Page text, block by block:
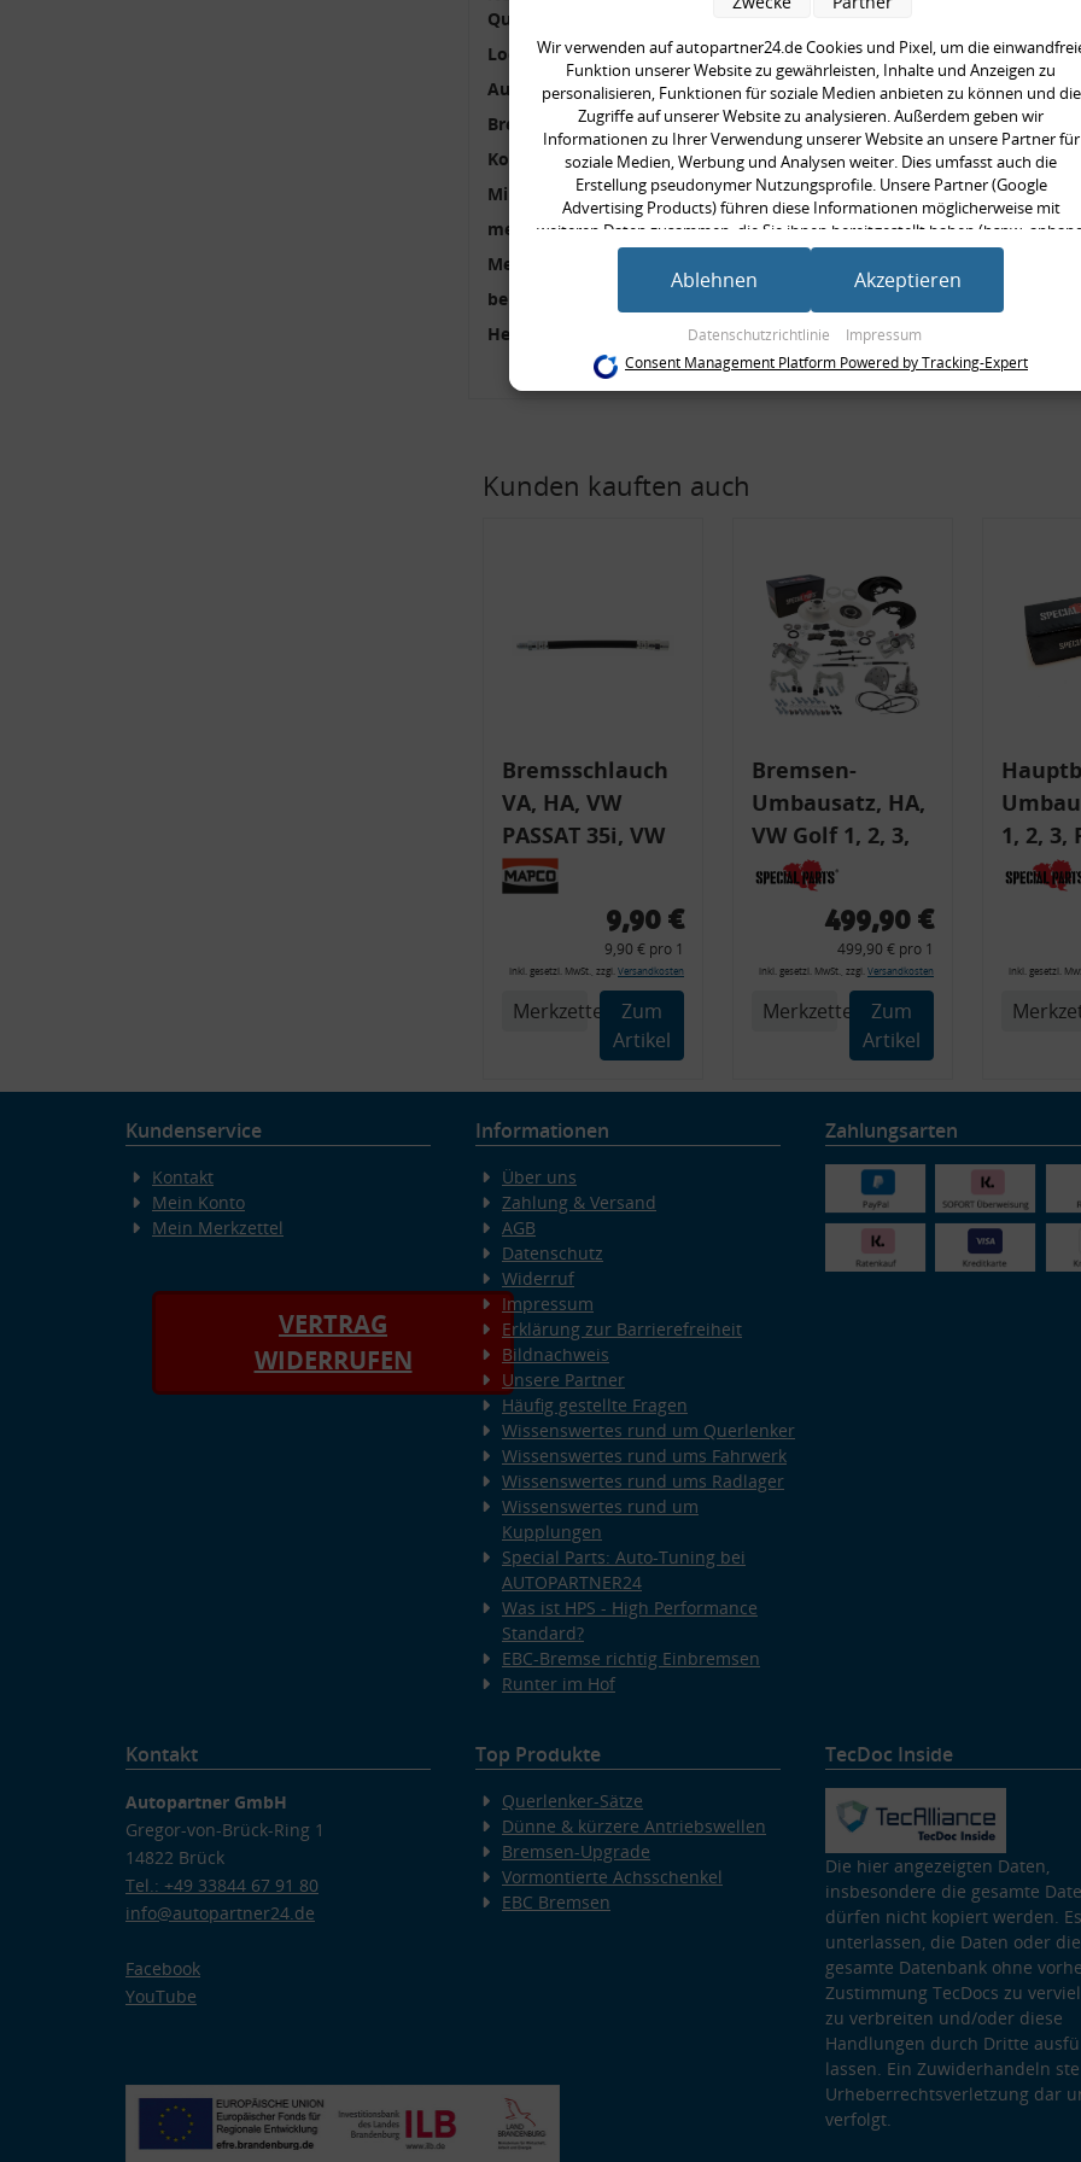
Qualität:
Lochanzahl:
4
Außendurchmesser [mm]:
280 mm
Bremsscheibendicke [mm]:
22,0 mm
Kolbendurchmesser [mm]:
54 mm
Mindestdicke [mm]:
20 mm
mehrteilig:
mehrteilig
Mengeneinheit:
benötigte Stückzahl:
Herstellerfreigabe:
Special Parts
Kunden kauften auch
Bremsschlauch
VA, HA, VW
PASSAT 35i, VW
T4, GOLF I,
Stück, AUDI,
9,90 €
9,90 € pro 1
inkl. gesetzl. MwSt., zzgl. Versandkosten
Merkzettel
Zum
Artikel
Bremsen-
Umbausatz, HA,
VW Golf 1, 2, 3,
Scheibenbremse
4 x 100
499,90 €
499,90 € pro 1
inkl. gesetzl. MwSt., zzgl. Versandkosten
Merkzettel
Zum
Artikel
1, 2, 3,
G60-
ABS
inkl. gesetzl.
Kundenservice
Kontakt
Mein Konto
Mein Merkzettel
VERTRAG
WIDERRUFEN
Informationen
Über uns
Zahlung & Versand
AGB
Datenschutz
Widerruf
Impressum
Erklärung zur Barrierefreiheit
Bildnachweis
Unsere Partner
Häufig gestellte Fragen
Wissenswertes rund um Querlenker
Wissenswertes rund ums Fahrwerk
Wissenswertes rund ums Radlager
Wissenswertes rund um
Kupplungen
Special Parts: Auto-Tuning bei
AUTOPARTNER24
Was ist HPS - High Performance
Standard?
EBC-Bremse richtig Einbremsen
Runter im Hof
Zahlungsarten
Kontakt
Autopartner GmbH
Gregor-von-Brück-Ring 1
14822 Brück
Tel.: +49 33844 67 91 80
info@autopartner24.de
Facebook
YouTube
Top Produkte
Querlenker-Sätze
Dünne & kürzere Antriebswellen
Bremsen-Upgrade
Vormontierte Achsschenkel
EBC Bremsen
TecDoc Inside
Die hier angezeigten Daten,
insbesondere die gesamte
dürfen nicht kopiert werden.
unterlassen, die Daten oder die
gesamte Datenbank ohne
Zustimmung TecDocs zu
zu verbreiten und/oder diese
Handlungen durch Dritte
lassen. Ein Zuwiderhandeln
Urheberrechtsverletzung dar
verfolgt.
Wir verwenden auf autopartner24.de Cookies und Pixel, um die
Funktion unserer Website zu gewährleisten, Inhalte und Anzeigen zu
personalisieren, Funktionen für soziale Medien anbieten zu können und die
Zugriffe auf unserer Website zu analysieren. Außerdem geben wir
Informationen zu Ihrer Verwendung unserer Website an unsere Partner für
soziale Medien, Werbung und Analysen weiter. Dies umfasst auch die
Erstellung pseudonymer Nutzungsprofile. Unsere Partner (Google
Advertising Products) führen diese Informationen möglicherweise mit
weiteren Daten zusammen, die Sie ihnen bereitgestellt haben (bspw.
eines persönlichen Accounts) oder welche sie im Rahmen Ihrer Nutzung der
Dienste gesammelt haben (bspw. Nutzungsdaten anderer Geräte). Ihre
Einwilligung zur Nutzung von Cookies und Pixeln können Sie jederzeit
dort die entsprechenden Anpassungen vornehmen.
Zwecke der Datenverarbeitung durch unsere Partner:
Verwendung von Profilen zur Auswahl personalisierter Werbung
Erstellung von Profilen zur Personalisierung von Inhalten
Analyse von Zielgruppen durch Statistiken oder Kombinationen von Daten aus
Entwicklung und Verbesserung der Angebote
Verwendung reduzierter Daten zur Auswahl von Inhalten
Besondere Features:
Verwendung genauer Standortdaten
Datenschutzrichtlinie Impressum
Ablehnen Akzeptieren
Consent Management Platform Powered by Tracking-Expert